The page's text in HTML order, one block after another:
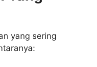
yang sering